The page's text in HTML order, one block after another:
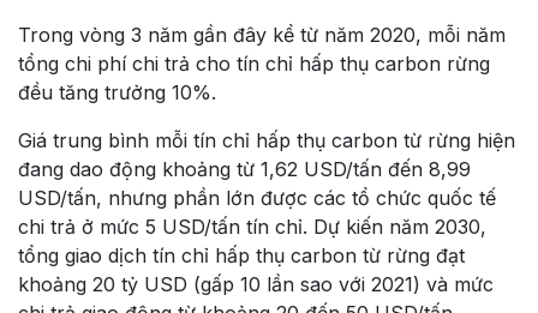
Trong vòng 3 năm gần đây kể từ năm 2020, mỗi năm
tổng chi phí chi trả cho tín chỉ hấp thụ carbon rừng
đều tăng trưởng 10%.
Giá trung bình mỗi tín chỉ hấp thụ carbon từ rừng hiện
đang dao động khoảng từ 1,62 USD/tấn đến 8,99
USD/tấn, nhưng phần lớn được các tổ chức quốc tế
chi trả ở mức 5 USD/tấn tín chỉ. Dự kiến năm 2030,
tổng giao dịch tín chỉ hấp thụ carbon từ rừng đạt
khoảng 20 tỷ USD (gấp 10 lần sao với 2021) và mức